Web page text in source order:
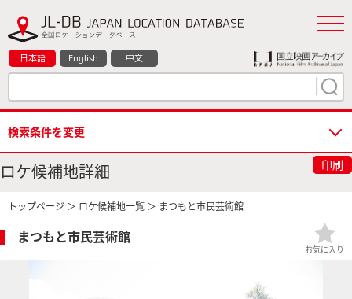
日本語 English 中文
検索条件を変更
ロケ候補地詳細 印刷
トップページ ＞ ロケ候補地一覧 ＞ まつもと市民芸術館
まつもと市民芸術館
お気に入り